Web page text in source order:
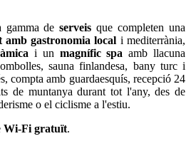
gamma deserveis que completen una
amb gastronomia local i mediterrània,
i un magnífic spa amb llacuna
sauna finlandesa, bany turc i
compta amb guardaesquís, recepció 24
de muntanya durant tot l'any, des de
o el ciclisme a l'estiu.
Wi-Fi gratuït.